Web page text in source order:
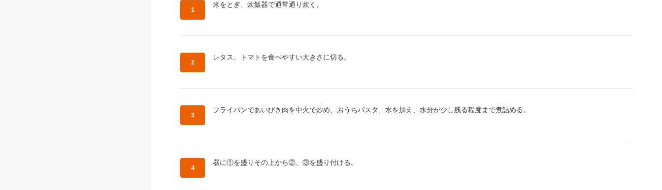
作り方1：
米をとぎ、炊飯器で通常通り炊く。
作り方2：
レタス、トマトを食べやすい大きさに切る。
作り方3：
フライパンであいびき肉を中火で炒め、おうちパスタ、水を加え、水分が少し残る程度まで煮詰める。
作り方4：
器に①を盛りその上から②、③を盛り付ける。